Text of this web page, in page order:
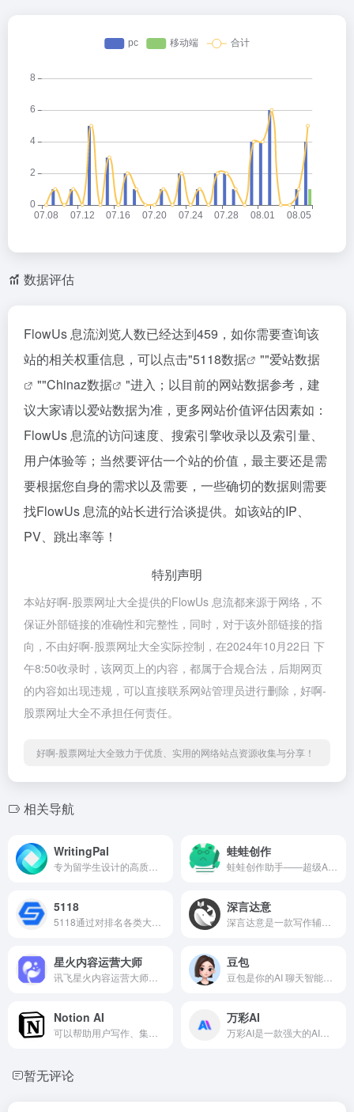
数据评估
FlowUs 息流浏览人数已经达到459，如你需要查询该
站的相关权重信息，可以点击"5118数据 ""爱站数据
""Chinaz数据
"进入；以目前的网站数据参考，建
议大家请以爱站数据为准，更多网站价值评估因素如：
FlowUs 息流的访问速度、搜索引擎收录以及索引量、
用户体验等；当然要评估一个站的价值，最主要还是需
要根据您自身的需求以及需要，一些确切的数据则需要
找FlowUs 息流的站长进行洽谈提供。如该站的IP、
PV、跳出率等！
特别声明
本站好啊-股票网址大全提供的FlowUs 息流都来源于网络，不
保证外部链接的准确性和完整性，同时，对于该外部链接的指
向，不由好啊-股票网址大全实际控制，在2024年10月22日 下
午8:50收录时，该网页上的内容，都属于合规合法，后期网页
的内容如出现违规，可以直接联系网站管理员进行删除，好啊-
股票网址大全不承担任何责任。
好啊-股票网址大全致力于优质、实用的网络站点资源收集与分享！
相关导航
WritingPal 蛙蛙创作
5118 深言达意
星火内容运营大师 豆包
Notion AI 万彩AI
暂无评论